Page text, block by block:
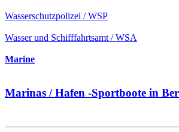
Wasserschutzpolizei / WSP
Wasser und Schifffahrtsamt / WSA
Marine
Marinas / Hafen -Sportboote in